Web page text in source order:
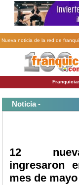
Nueva noticia de la red de
Noticia -
12
ingresaron
mes de mayo